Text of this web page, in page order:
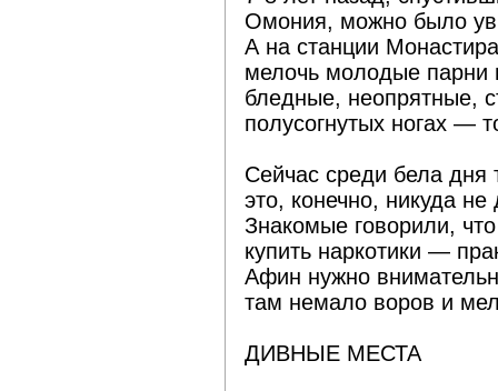
Омония, можно было
А на станции
мелочь молодые парни
бледные, неопрятные,
полусогнутых ногах —
Сейчас среди бела дня
это, конечно, никуда
Знакомые говорили,
купить наркотики —
Афин нужно
там немало воров и
ДИВНЫЕ МЕСТА